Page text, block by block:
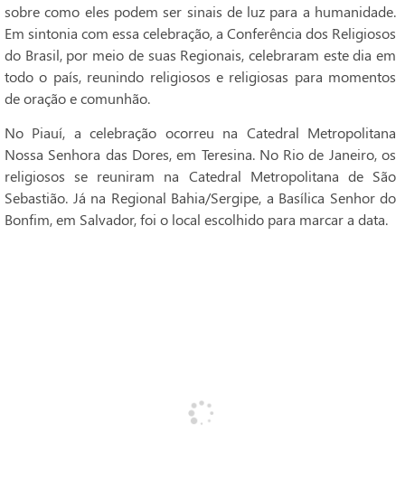
sobre como eles podem ser sinais de luz para a humanidade.
Em sintonia com essa celebração, a Conferência dos Religiosos
do Brasil, por meio de suas Regionais, celebraram este dia em
todo o país, reunindo religiosos e religiosas para momentos
de oração e comunhão.
No Piauí, a celebração ocorreu na Catedral Metropolitana
Nossa Senhora das Dores, em Teresina. No Rio de Janeiro, os
religiosos se reuniram na Catedral Metropolitana de São
Sebastião. Já na Regional Bahia/Sergipe, a Basílica Senhor do
Bonfim, em Salvador, foi o local escolhido para marcar a data.